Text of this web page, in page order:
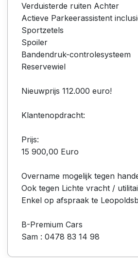
Verduisterde ruiten Achter
Actieve Parkeerassistent
Sportzetels
Spoiler
Bandendruk-controlesysteem
Reservewiel
Nieuwprijs 112.000 euro!
Klantenopdracht:
Prijs:
15 900,00 Euro
Overname mogelijk tegen
Ook tegen Lichte vracht /
Enkel op afspraak te
B-Premium Cars
Sam : 0478 83 14 98